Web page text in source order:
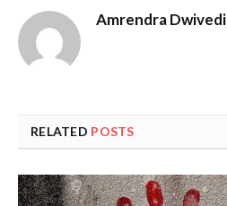
Amrendra Dwivedi
RELATED POSTS